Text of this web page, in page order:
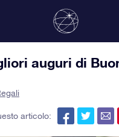
auguri di
articolo: